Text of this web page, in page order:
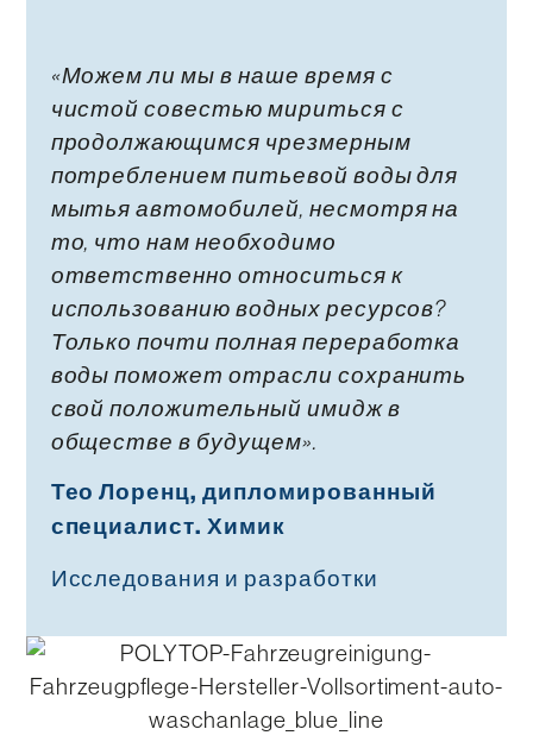
«Можем ли мы в наше время с
чистой совестью мириться с
продолжающимся чрезмерным
потреблением питьевой воды для
мытья автомобилей, несмотря на
то, что нам необходимо
ответственно относиться к
использованию водных ресурсов?
Только почти полная переработка
воды поможет отрасли сохранить
свой положительный имидж в
обществе в будущем».
Тео Лоренц, дипломированный
специалист. Химик
Исследования и разработки